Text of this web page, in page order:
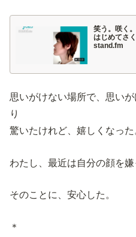
笑う。咲く
はじめてさ
stand.fm
思いがけない場所で、思い
り
驚いたけれど、嬉しくなった
わたし、最近は自分の顔を嫌
そのことに、安心した。
＊